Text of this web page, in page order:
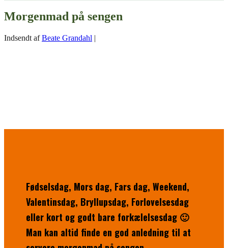
Morgenmad på sengen
Indsendt afBeate Grandahl |
Fødselsdag, Mors dag, Fars dag, Weekend,
Valentinsdag, Bryllupsdag, Forlovelsesdag
eller kort og godt bare forkælelsesdag 🙂
Man kan altid finde en god anledning til at